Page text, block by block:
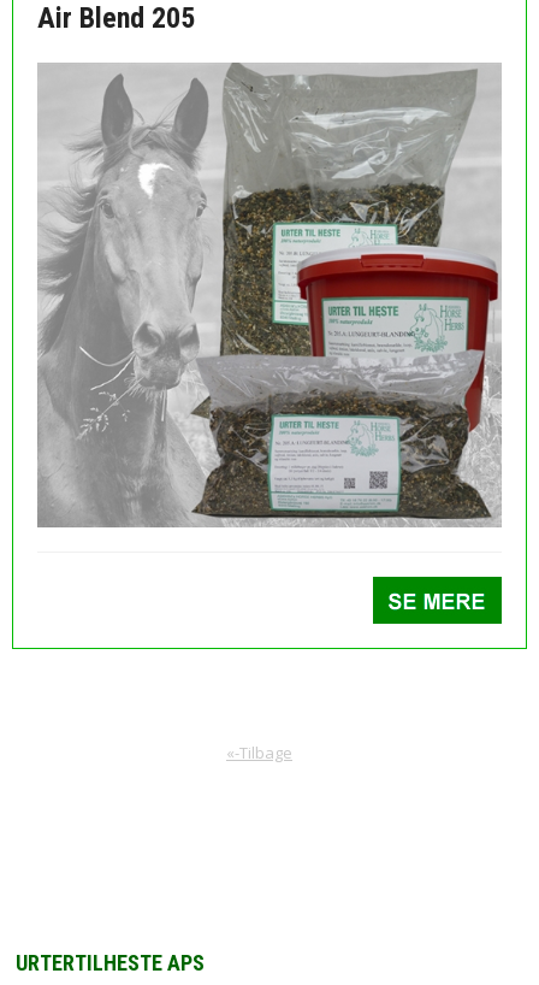
Air Blend 205
«-Tilbage
URTERTILHESTE APS